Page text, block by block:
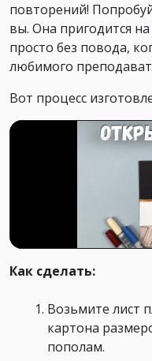
повторений!
вы. Она пригодится
просто без повода,
любимого
Вот процесс
Как сделать:
Возьмите лист
картона
пополам.